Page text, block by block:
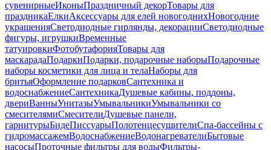
сувенирныеИконыПраздничный декорТовары для
праздникаЕлкиАксессуары для елей новогоднихНовогодние
украшенияСветодиодные гирлянды, декорацииСветодиодные
фигуры, игрушкиВременные
татуировкиФотобутафорияТовары для
маскарадаПодаркиПодарки, подарочные наборыПодарочные
наборы косметики для лица и телаНаборы для
бритьяОформление подарковСантехника и
водоснабжениеСантехникаДушевые кабины, поддоны,
двериВанныУнитазыУмывальникиУмывальники со
смесителямиСмесителиДушевые панели,
гарнитурыБидеПиссуарыПолотенцесушителиСпа-бассейны с
гидромассажемВодоснабжениеВодонагревателиБытовые
насосыПроточные фильтры для водыФильтры-